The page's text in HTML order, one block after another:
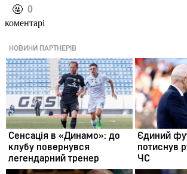
️🤬 0
коментарі